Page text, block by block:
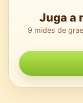
Juga a
9 mides de